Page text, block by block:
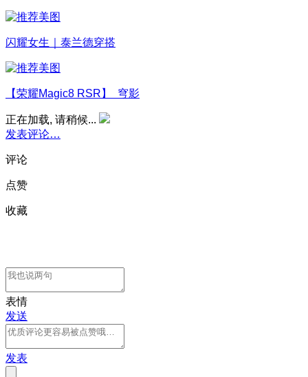
闪耀女生｜泰兰德穿搭
【荣耀Magic8 RSR】 穹影
正在加载, 请稍候...
发表评论…
评论
点赞
收藏
表情
发送
发表